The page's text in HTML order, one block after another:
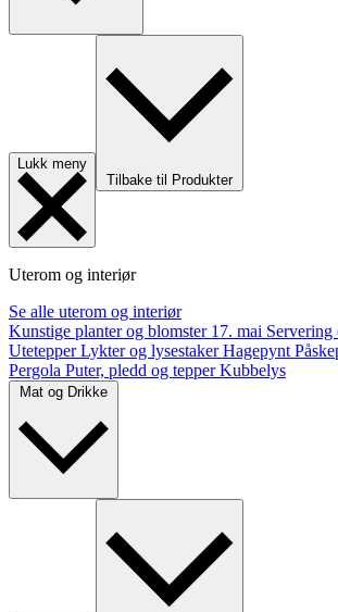
Lukk meny
Tilbake til Produkter
Uterom og interiør
Se alle uterom og interiør
Kunstige planter og blomster 17. mai
UtetepperLykter og lysestakerHagepynt
Pergola Puter, pledd og tepperKubbelys